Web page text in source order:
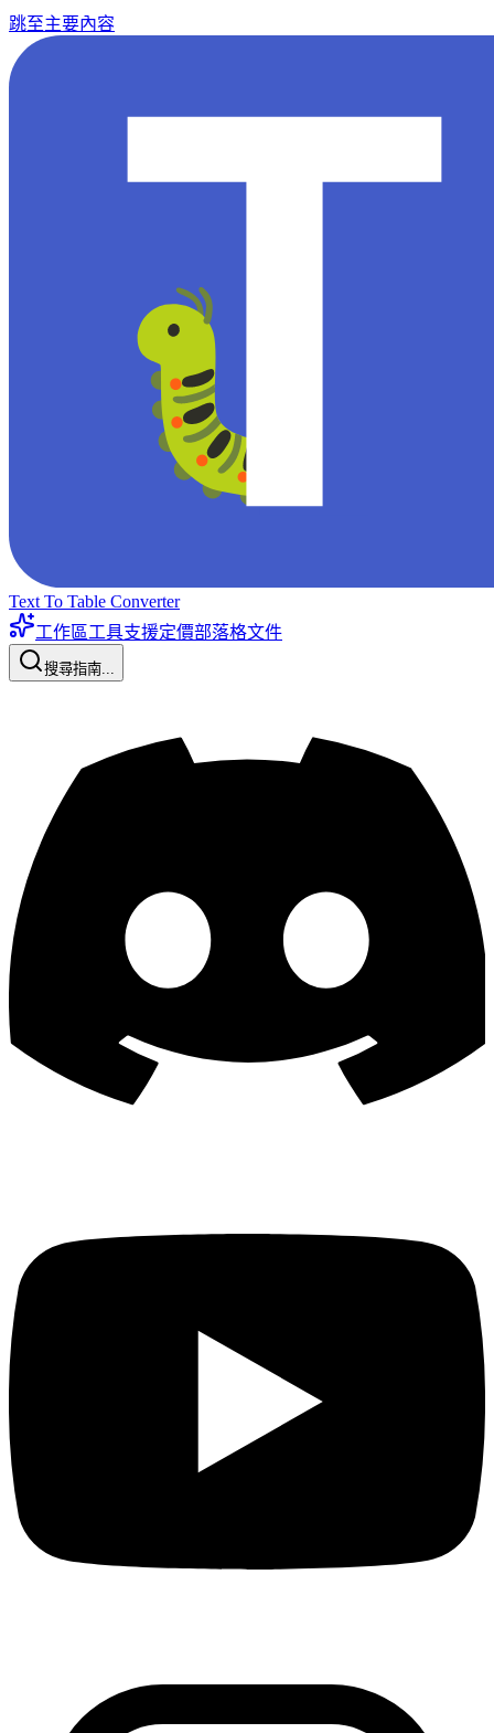
跳至主要內容
Text To Table Converter
工作區工具支援定價部落格文件
搜尋指南...